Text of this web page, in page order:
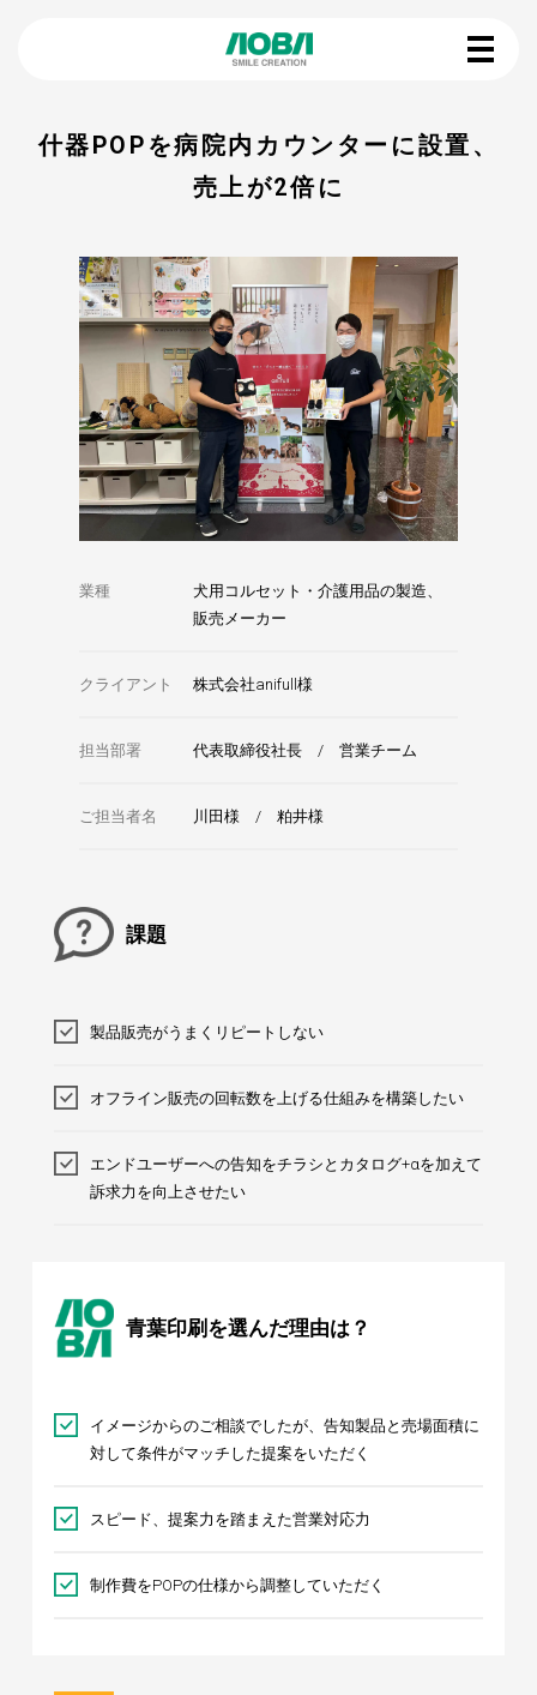
什器POPを病院内カウンターに設置、
売上が2倍に
業種
犬用コルセット・介護用品の製造、
販売メーカー
クライアント 株式会社anifull様
担当部署 代表取締役社長 / 営業チーム
ご担当者名 川田様 / 粕井様
課題
製品販売がうまくリピートしない
オフライン販売の回転数を上げる仕組みを構築したい
エンドユーザーへの告知をチラシとカタログ+αを加えて
訴求力を向上させたい
青葉印刷を選んだ理由は？
イメージからのご相談でしたが、告知製品と売場面積に
対して条件がマッチした提案をいただく
スピード、提案力を踏まえた営業対応力
制作費をPOPの仕様から調整していただく